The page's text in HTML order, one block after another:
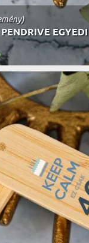
EGYEDI